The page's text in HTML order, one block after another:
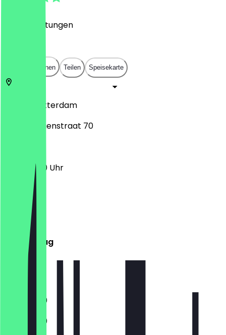
Bewertungen
In App öffnen Teilen Speisekarte
Rotterdam
Westewagenstraat 70
11:30 - 21:00 Uhr
Montag
Dienstag
Mittwoch
Donnerstag
Freitag
Samstag
Sonntag
11:30 - 21:00
11:30 - 21:00